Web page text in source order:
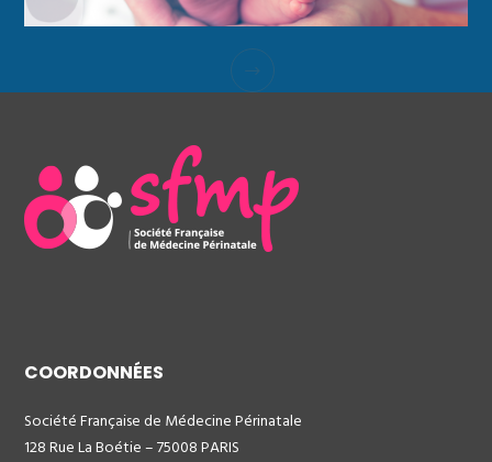
COORDONNÉES
Société Française de Médecine Périnatale
128 Rue La Boétie – 75008 PARIS